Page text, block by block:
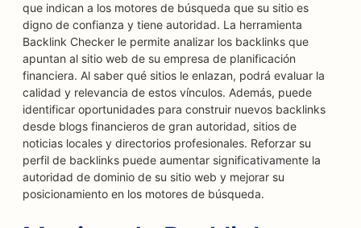
que indican a los motores de búsqueda que su sitio es
digno de confianza y tiene autoridad. La herramienta
Backlink Checker le permite analizar los backlinks que
apuntan al sitio web de su empresa de planificación
financiera. Al saber qué sitios le enlazan, podrá evaluar la
calidad y relevancia de estos vínculos. Además, puede
identificar oportunidades para construir nuevos backlinks
desde blogs financieros de gran autoridad, sitios de
noticias locales y directorios profesionales. Reforzar su
perfil de backlinks puede aumentar significativamente la
autoridad de dominio de su sitio web y mejorar su
posicionamiento en los motores de búsqueda.